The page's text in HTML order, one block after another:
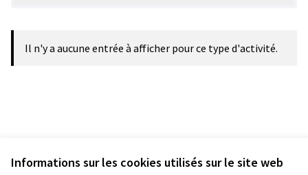
Informations sur les cookies utilisés sur le site web
Il n'y a aucune entrée à afficher pour ce type d'activité.